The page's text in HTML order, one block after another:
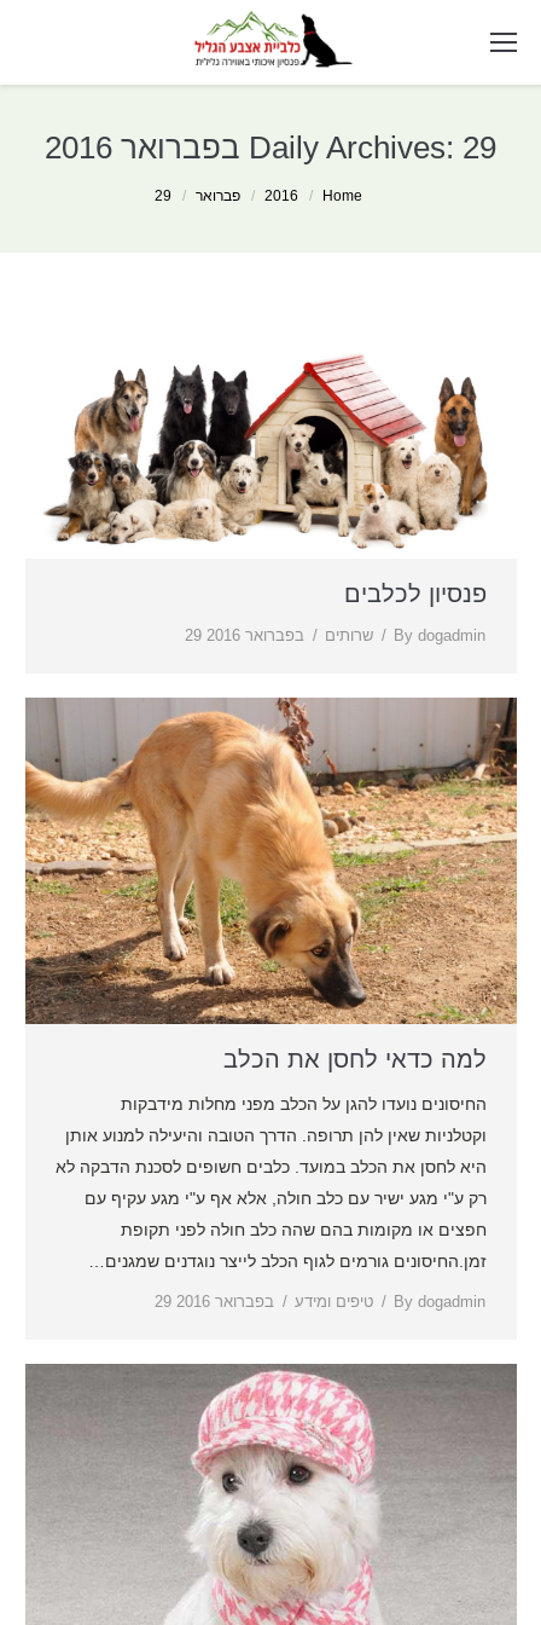
Daily Archives: 29 בפברואר 2016
Home
2016 פברואר 29
פנסיון לכלבים
29 בפברואר 2016 שרותים By dogadmin
למה כדאי לחסן את הכלב
החיסונים נועדו להגן על הכלב מפני מחלות מידבקות
וקטלניות שאין להן תרופה. הדרך הטובה והיעילה למנוע אותן
היא לחסן את הכלב במועד. כלבים חשופים לסכנת הדבקה לא
רק ע"י מגע ישיר עם כלב חולה, אלא אף ע"י מגע עקיף עם
חפצים או מקומות בהם שהה כלב חולה לפני תקופת
זמן.החיסונים גורמים לגוף הכלב לייצר נוגדנים שמגנים…
29 בפברואר 2016 טיפים ומידע By dogadmin